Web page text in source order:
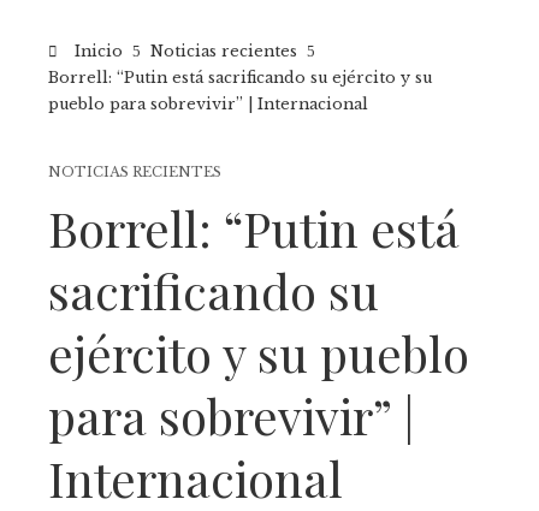
Inicio
Noticias recientes
Borrell: “Putin está sacrificando su ejército y su
pueblo para sobrevivir” | Internacional
NOTICIAS RECIENTES
Borrell: “Putin está
sacrificando su
ejército y su pueblo
para sobrevivir” |
Internacional